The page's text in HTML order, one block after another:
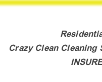
Crazy Clean Cleaning